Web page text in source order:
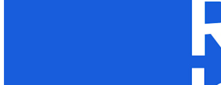
Déverrouillez les fonctions de la clé de sécurité et bien plus